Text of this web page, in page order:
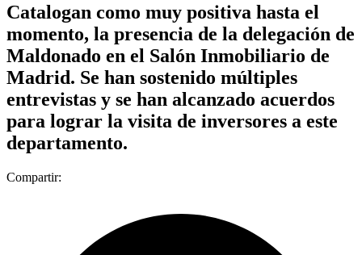
Catalogan como muy positiva hasta el
momento, la presencia de la delegación de
Maldonado en el Salón Inmobiliario de
Madrid. Se han sostenido múltiples
entrevistas y se han alcanzado acuerdos
para lograr la visita de inversores a este
departamento.
Compartir: